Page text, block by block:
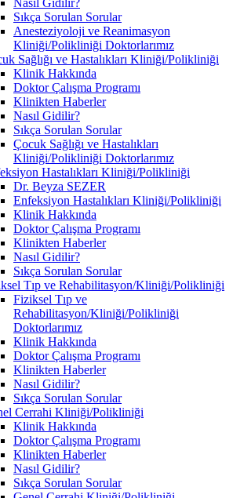
Sıkça Sorulan Sorular
Anesteziyoloji ve Reanimasyon
Kliniği/Polikliniği Doktorlarımız
Sağlığı ve Hastalıkları Kliniği/Polikliniği
Klinik Hakkında
Doktor Çalışma Programı
Klinikten Haberler
Nasıl Gidilir?
Sıkça Sorulan Sorular
Çocuk Sağlığı ve Hastalıkları
Kliniği/Polikliniği Doktorlarımız
Hastalıkları Kliniği/Polikliniği
Dr. Beyza SEZER
Enfeksiyon Hastalıkları Kliniği/Polikliniği
Klinik Hakkında
Doktor Çalışma Programı
Klinikten Haberler
Nasıl Gidilir?
Sıkça Sorulan Sorular
Tıp ve Rehabilitasyon/Kliniği/Polikliniği
Fiziksel Tıp ve
Rehabilitasyon/Kliniği/Polikliniği
Doktorlarımız
Klinik Hakkında
Doktor Çalışma Programı
Klinikten Haberler
Nasıl Gidilir?
Sıkça Sorulan Sorular
Cerrahi Kliniği/Polikliniği
Klinik Hakkında
Doktor Çalışma Programı
Klinikten Haberler
Nasıl Gidilir?
Sıkça Sorulan Sorular